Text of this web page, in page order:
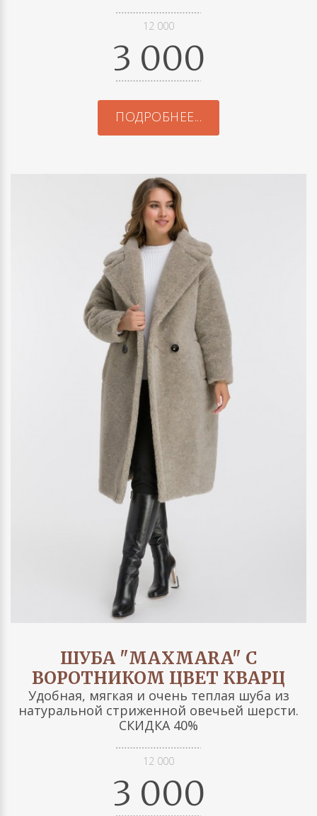
12 000
3 000
ПОДРОБНЕЕ...
ШУБА "MAXMARA" С
ВОРОТНИКОМ ЦВЕТ КВАРЦ
Удобная, мягкая и очень теплая шуба из
натуральной стриженной овечьей шерсти.
СКИДКА 40%
12 000
3 000